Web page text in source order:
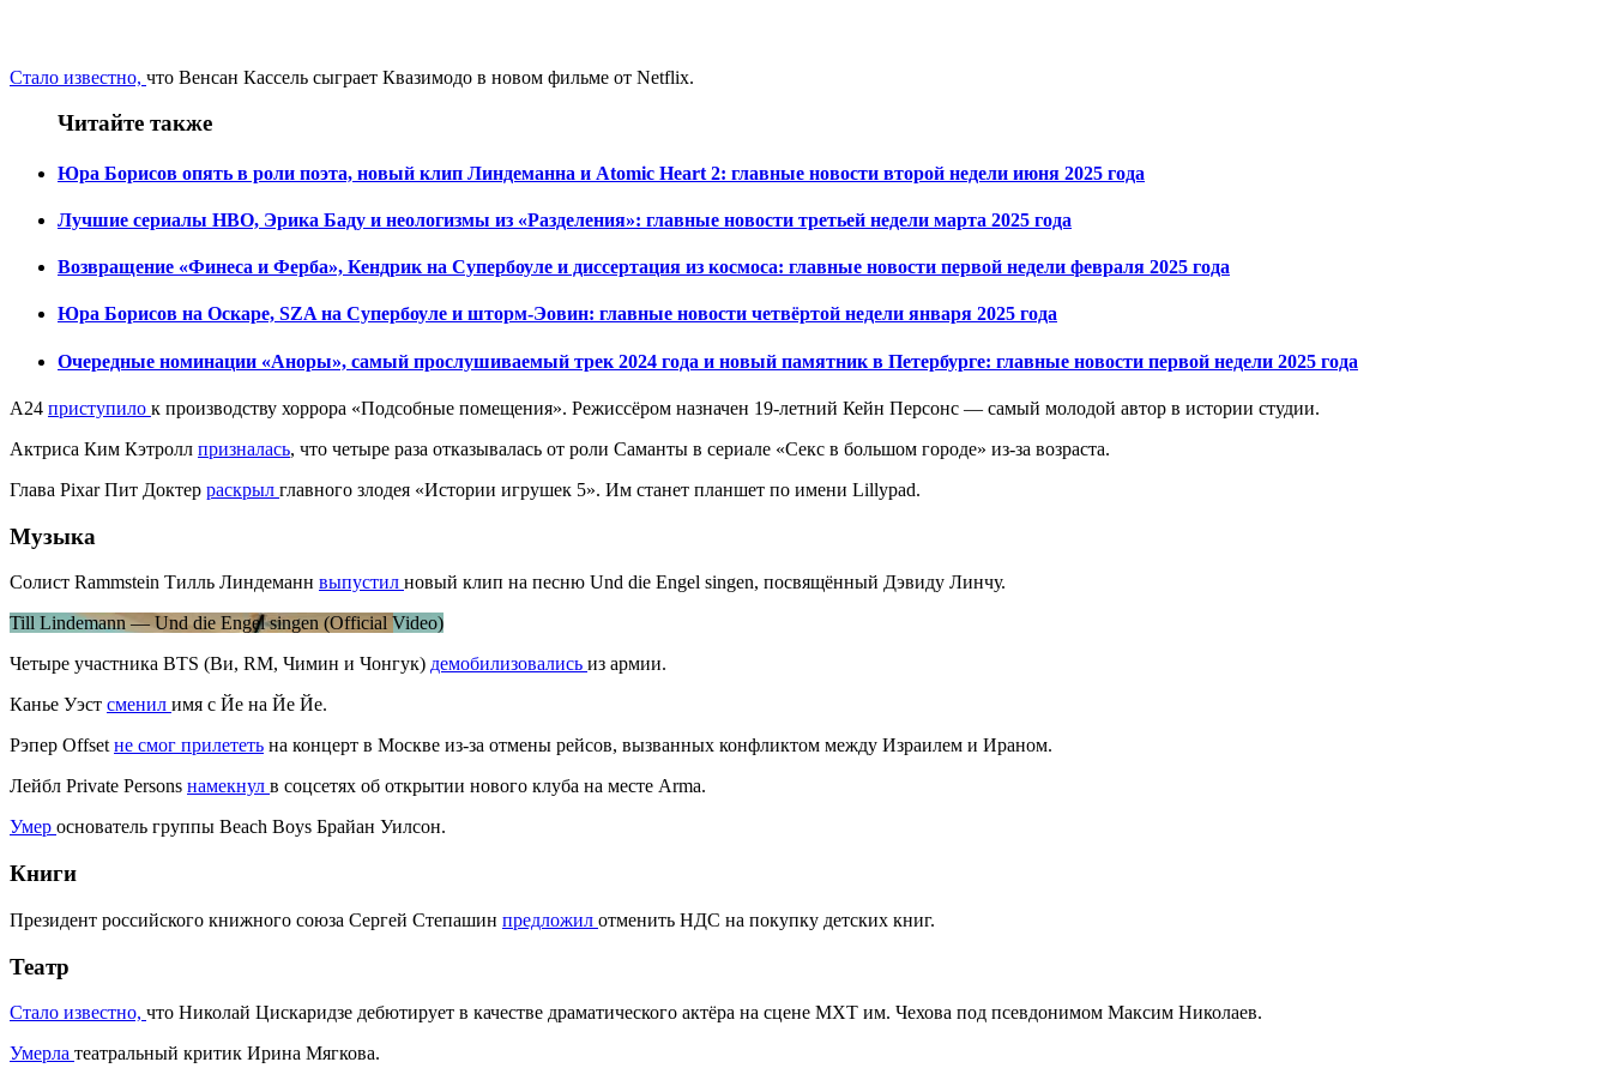
Стало известно, что Венсан Кассель сыграет Квазимодо в новом фильме от Netflix.
Читайте также
Юра Борисов опять в роли поэта, новый клип Линдеманна и Atomic Heart 2: главные новости второй недели июня 2025 года
Лучшие сериалы HBO, Эрика Баду и неологизмы из «Разделения»: главные новости третьей недели марта 2025 года
Возвращение «Финеса и Ферба», Кендрик на Супербоуле и диссертация из космоса: главные новости первой недели февраля 2025 года
Юра Борисов на Оскаре, SZA на Супербоуле и шторм-Эовин: главные новости четвёртой недели января 2025 года
Очередные номинации «Аноры», самый прослушиваемый трек 2024 года и новый памятник в Петербурге: главные новости первой недели 2025 года
A24 приступило к производству хоррора «Подсобные помещения». Режиссёром назначен 19-летний Кейн Персонс — самый молодой автор в истории студии.
Актриса Ким Кэтролл призналась, что четыре раза отказывалась от роли Саманты в сериале «Секс в большом городе» из-за возраста.
Глава Pixar Пит Доктер раскрыл главного злодея «Истории игрушек 5». Им станет планшет по имени Lillypad.
Музыка
Солист Rammstein Тилль Линдеманн выпустил новый клип на песню Und die Engel singen, посвящённый Дэвиду Линчу.
Till Lindemann — Und die Engel singen (Official Video)
Четыре участника BTS (Ви, RM, Чимин и Чонгук) демобилизовались из армии.
Канье Уэст сменил имя с Йе на Йе Йе.
Рэпер Offsetне смог прилететь на концерт в Москве из-за отмены рейсов, вызванных конфликтом между Израилем и Ираном.
Лейбл Private Persons намекнул в соцсетях об открытии нового клуба на месте Arma.
Умер основатель группы Beach Boys Брайан Уилсон.
Книги
Президент российского книжного союза Сергей Степашин предложил отменить НДС на покупку детских книг.
Театр
Стало известно, что Николай Цискаридзе дебютирует в качестве драматического актёра на сцене МХТ им. Чехова под псевдонимом Максим Николаев.
Умерла театральный критик Ирина Мягкова.